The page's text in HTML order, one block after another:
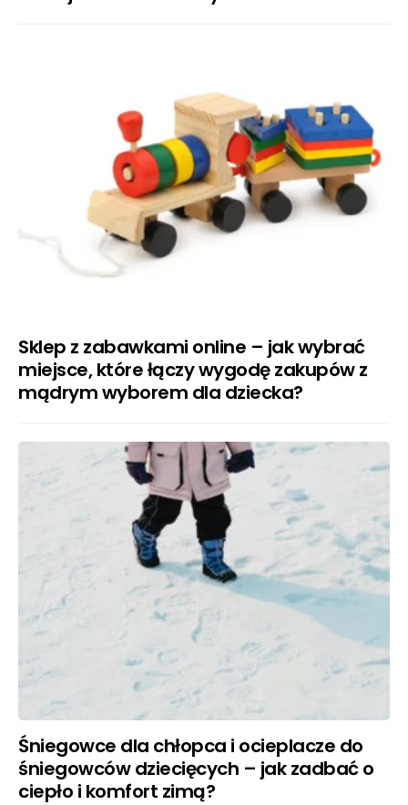
Sklep z zabawkami online – jak wybrać
miejsce, które łączy wygodę zakupów z
mądrym wyborem dla dziecka?
Śniegowce dla chłopca i ocieplacze do
śniegowców dziecięcych – jak zadbać o
ciepło i komfort zimą?